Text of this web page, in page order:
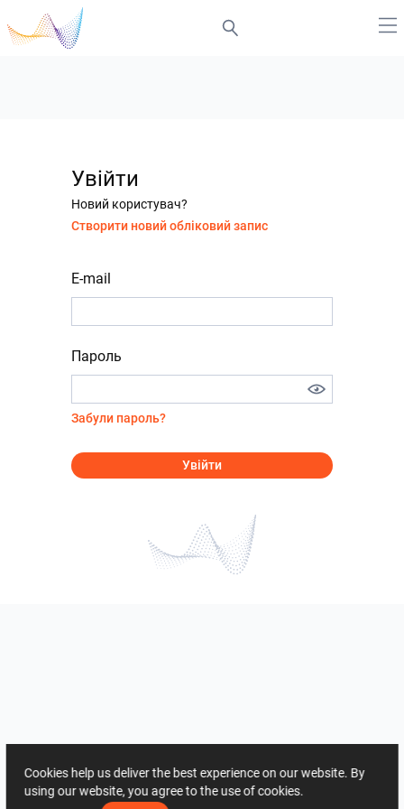
Увійти
Новий користувач?
Створити новий обліковий запис
E-mail
Пароль
Забули пароль?
Увійти
Cookies help us deliver the best experience on our website. By
using our website, you agree to the use of cookies.